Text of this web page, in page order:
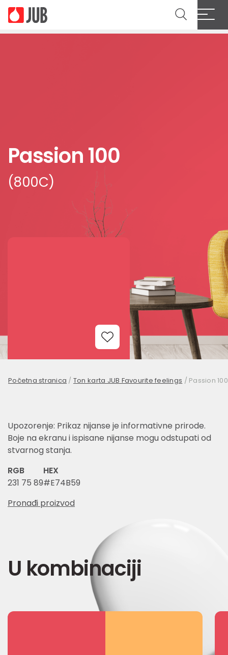
Passion 100
(800C)
Add to Wishlist
Početna stranica / Ton karta JUB Favourite feelings / Passion 100
Upozorenje: Prikaz nijanse je informativne prirode.
Boje na ekranu i ispisane nijanse mogu odstupati od
stvarnog stanja.
RGB
231 75 89
HEX
#E74B59
Pronađi proizvod
U kombinaciji